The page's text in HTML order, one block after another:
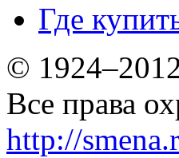
Где
©
Все права
http://